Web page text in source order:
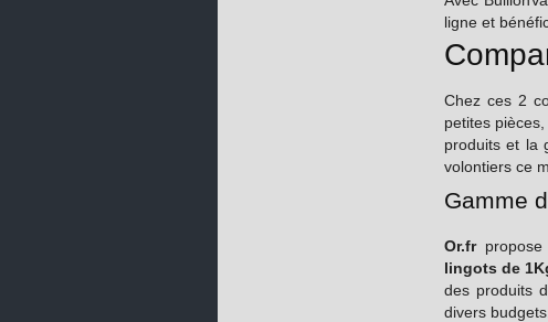
ligne et
Chez ces 2
petites
produits et la
volontiers ce
Gamme
Or.frpropose
lingots de
des produits
divers budgets.